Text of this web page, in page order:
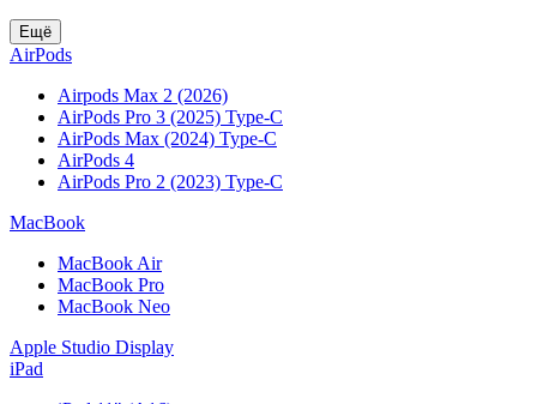
Ещё
AirPods
Airpods Max 2 (2026)
AirPods Pro 3 (2025) Type-C
AirPods Max (2024) Type-C
AirPods 4
AirPods Pro 2 (2023) Type-C
MacBook
MacBook Air
MacBook Pro
MacBook Neo
Apple Studio Display
iPad